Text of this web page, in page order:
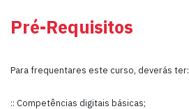
Pré-Requisitos
Para frequentares este curso, deverás ter:
:: Competências digitais básicas;